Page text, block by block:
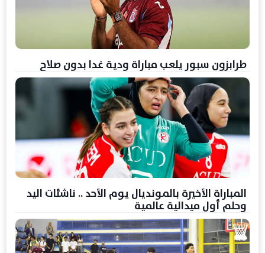
طرابزون سبور يلعب مباراة ودية غدا بدون صلاح
المباراة الأخيرة بالمونديال يوم الأحد .. ناشئات اليد
وحلم أول ميدالية عالمية